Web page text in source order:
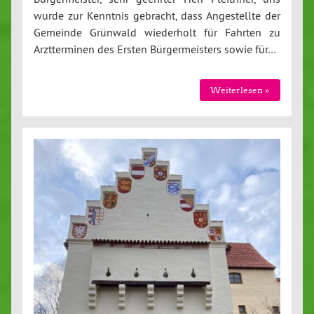
wurde zur Kenntnis gebracht, dass Angestellte der
Gemeinde Grünwald wiederholt für Fahrten zu
Arztterminen des Ersten Bürgermeisters sowie für…
Weiterlesen »